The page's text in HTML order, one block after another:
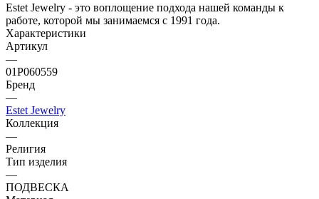
Estet Jewelry - это воплощение подхода нашей команды к
работе, которой мы занимаемся с 1991 года.
Характеристики
Артикул
—
01Р060559
Бренд
—
Estet Jewelry
Коллекция
—
Религия
Тип изделия
—
ПОДВЕСКА